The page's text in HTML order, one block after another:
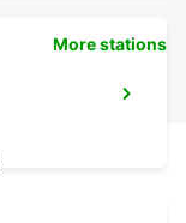
More stations